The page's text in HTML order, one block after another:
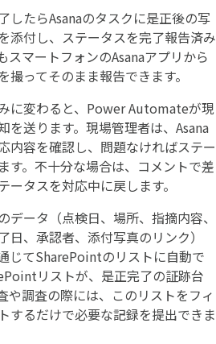
したらAsanaのタスクに是正後の写
添付し、ステータスを完了報告済み
スマートフォンのAsanaアプリから
ってそのまま報告できます。
に変わると、Power Automateが現
を送ります。現場管理者は、Asana
内容を確認し、問題なければステー
す。不十分な場合は、コメントで差
ータスを対応中に戻します。
データ（点検日、場所、指摘内容、
、承認者、添付写真のリンク）
じてSharePointのリストに自動で
リストが、是正完了の証跡台
や調査の際には、このリストをフィ
するだけで必要な記録を提出できま